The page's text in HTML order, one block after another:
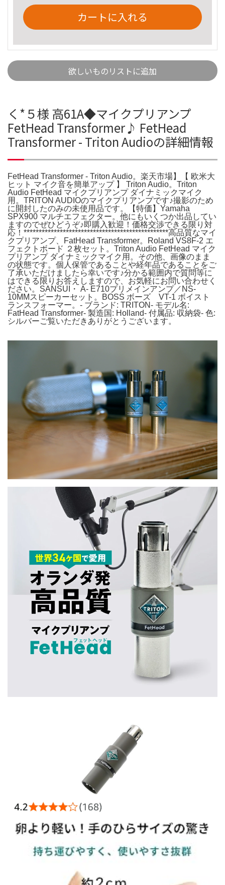
カートに入れる
欲しいものリストに追加
く*５様 高61A◆マイクプリアンプ
FetHead Transformer♪ FetHead
Transformer - Triton Audioの詳細情報
FetHead Transformer - Triton Audio。楽天市場】【 欧米大
ヒット マイク音を簡単アップ 】 Triton Audio。Triton
Audio FetHead マイクプリアンプ ダイナミックマイク
用。TRITON AUDIOのマイクプリアンプです♪撮影のため
に開封したのみの未使用品です。【特価】Yamaha
SPX900 マルチエフェクター。他にもいくつか出品してい
ますのでぜひどうぞ♪即購入歓迎！価格交渉できる限り対
応！************************************************高品質なマイ
クプリアンプ、FatHead Transformer。Roland VS8F-2 エ
フェクトボード ２枚セット。Triton Audio FetHead マイク
プリアンプ ダイナミックマイク用。その他、画像のまま
の状態です。個人保管であることや経年品であることをご
了承いただけましたら幸いです♪分かる範囲内で質問等に
はできる限りお答えしますので、お気軽にお問い合わせく
ださい。SANSUI・ A- E710プリメインアンプ／NS-
10MMスピーカーセット。BOSS ボーズ VT-1 ボイスト
ランスフォーマー。- ブランド: TRITON- モデル名:
FatHead Transformer- 製造国: Holland- 付属品: 収納袋- 色:
シルバーご覧いただきありがとうございます。